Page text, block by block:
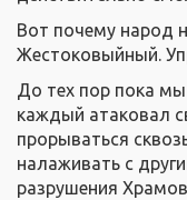
Вот почему народ
Жестоковыйный.
До тех пор пока мы
каждый атаковал
прорываться
налаживать с
разрушения